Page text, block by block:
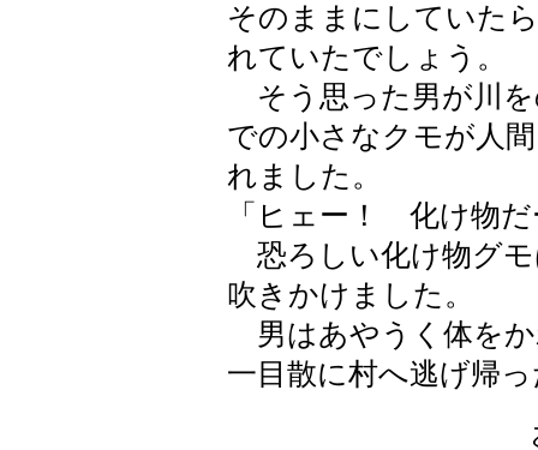
そのままにしていた
れていたでしょう。
そう思った男が川
での小さなクモが人
れました。
「ヒェー！ 化け物だ
恐ろしい化け物グ
吹きかけました。
男はあやうく体を
一目散に村へ逃げ帰